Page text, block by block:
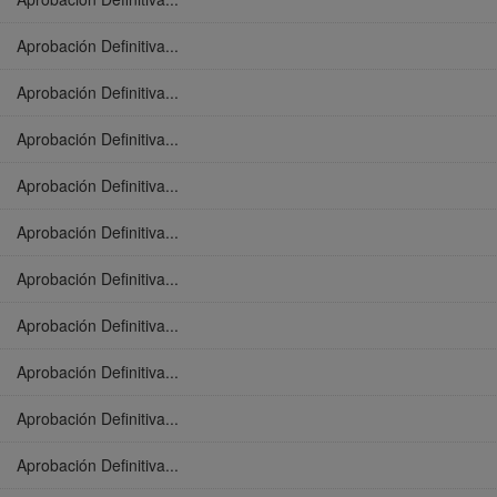
Aprobación Definitiva...
Aprobación Definitiva...
Aprobación Definitiva...
Aprobación Definitiva...
Aprobación Definitiva...
Aprobación Definitiva...
Aprobación Definitiva...
Aprobación Definitiva...
Aprobación Definitiva...
Aprobación Definitiva...